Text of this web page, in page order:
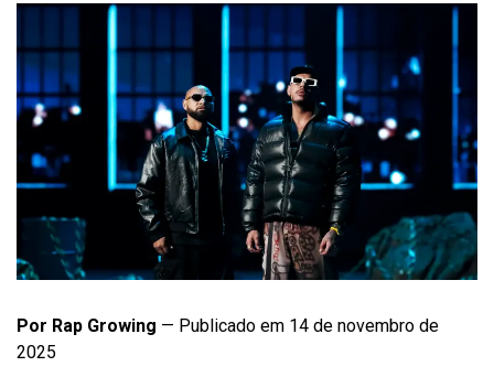
Por Rap Growing — Publicado em 14 de novembro de
2025